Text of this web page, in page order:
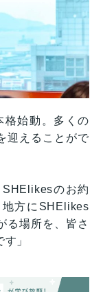
格始動。多くの
迎えることがで
SHElikesのお約
方にSHElikes
る場所を、皆さ
」